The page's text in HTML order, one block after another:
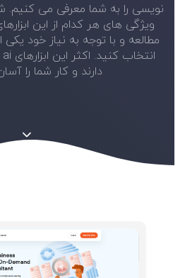
نویسی را به شما معرفی می کنیم.
مطالعه و با توجه به نیاز خود یکی
دارند و کار شما را